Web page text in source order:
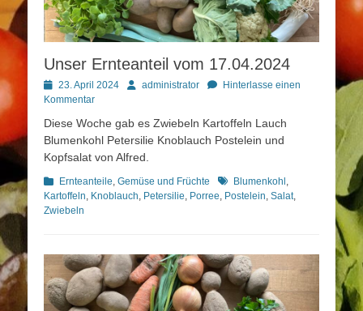
Unser Ernteanteil vom 17.04.2024
Posted
on
23. April 2024 Autoradministrator
Hinterlasse einen
Kommentar
Diese Woche gab es Zwiebeln Kartoffeln Lauch
Blumenkohl Petersilie Knoblauch Postelein und
Kopfsalat von Alfred.
Kategorien
Ernteanteile, Gemüse und Früchte Schlagworte
Blumenkohl ,
Kartoffeln, Knoblauch, Petersilie, Porree, Postelein, Salat,
Zwiebeln